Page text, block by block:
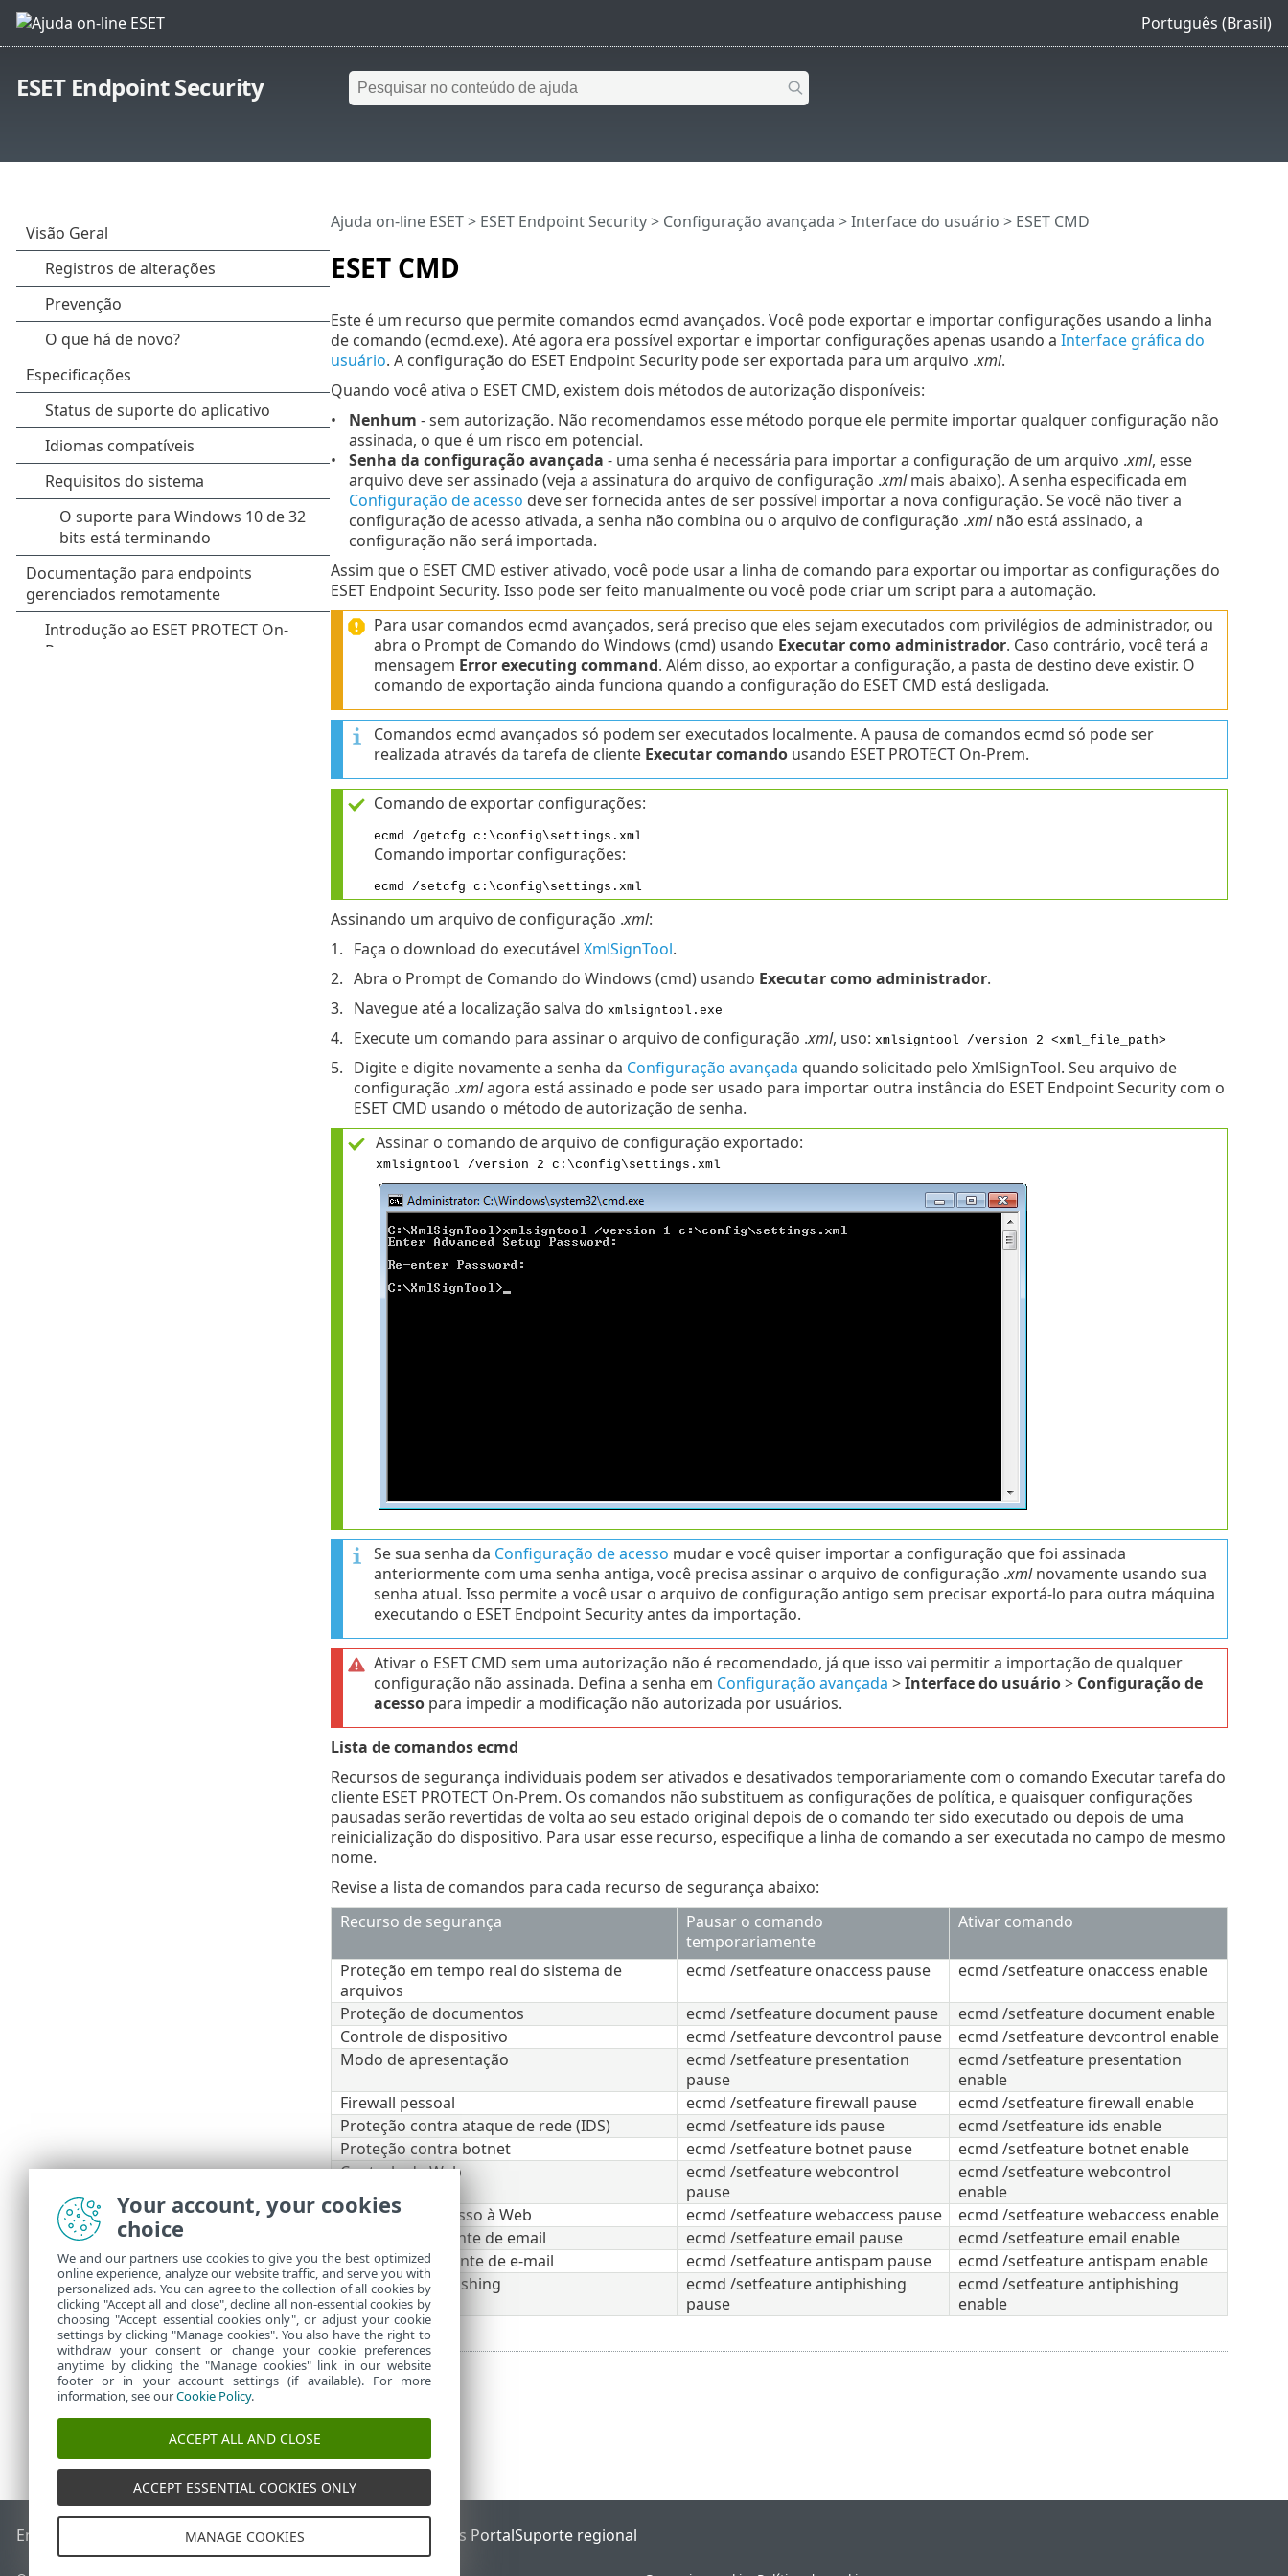
Português (Brasil)
ESET Endpoint Security
ESET CMD
Ajuda on-line ESET> ESET Endpoint Security> Configuração avançada >Interface do usuário > ESET CMD
Este é um recurso que permite comandos ecmd avançados. Você pode exportar e importar configurações usando a linha
de comando (ecmd.exe). Até agora era possível exportar e importar configurações apenas usando a Interface gráfica do
usuário. A configuração do ESET Endpoint Security pode ser exportada para um arquivo .xml.
Quando você ativa o ESET CMD, existem dois métodos de autorização disponíveis:
Nenhum - sem autorização. Não recomendamos esse método porque ele permite importar qualquer configuração não
assinada, o que é um risco em potencial.
Senha da configuração avançada - uma senha é necessária para importar a configuração de um arquivo .xml, esse
arquivo deve ser assinado (veja a assinatura do arquivo de configuração .xmlmais abaixo). A senha especificada em
Configuração de acesso deve ser fornecida antes de ser possível importar a nova configuração. Se você não tiver a
configuração de acesso ativada, a senha não combina ou o arquivo de configuração .xmlnão está assinado, a
configuração não será importada.
Assim que o ESET CMD estiver ativado, você pode usar a linha de comando para exportar ou importar as configurações do
ESET Endpoint Security. Isso pode ser feito manualmente ou você pode criar um script para a automação.
Para usar comandos ecmd avançados, será preciso que eles sejam executados com privilégios de administrador, ou
abra o Prompt de Comando do Windows (cmd) usando Executar como administrador. Caso contrário, você terá a
mensagem Error executing command. Além disso, ao exportar a configuração, a pasta de destino deve existir. O
comando de exportação ainda funciona quando a configuração do ESET CMD está desligada.
Comandos ecmd avançados só podem ser executados localmente. A pausa de comandos ecmd só pode ser
realizada através da tarefa de cliente Executar comandousando ESET PROTECT On-Prem.
Comando de exportar configurações:
ecmd /getcfg c:\config\settings.xml
Comando importar configurações:
ecmd /setcfg c:\config\settings.xml
Assinando um arquivo de configuração .xml:
Faça o download do executável XmlSignTool.
Abra o Prompt de Comando do Windows (cmd) usando Executar como administrador.
Navegue até a localização salva do xmlsigntool.exe
Execute um comando para assinar o arquivo de configuração .xml, uso: xmlsigntool /version 2 <xml_file_path>
Digite e digite novamente a senha da Configuração avançada quando solicitado pelo XmlSignTool. Seu arquivo de
configuração .xmlagora está assinado e pode ser usado para importar outra instância do ESET Endpoint Security com o
ESET CMD usando o método de autorização de senha.
Assinar o comando de arquivo de configuração exportado:
xmlsigntool /version 2 c:\config\settings.xml
Se sua senha da Configuração de acesso mudar e você quiser importar a configuração que foi assinada
anteriormente com uma senha antiga, você precisa assinar o arquivo de configuração .xmlnovamente usando sua
senha atual. Isso permite a você usar o arquivo de configuração antigo sem precisar exportá-lo para outra máquina
executando o ESET Endpoint Security antes da importação.
Ativar o ESET CMD sem uma autorização não é recomendado, já que isso vai permitir a importação de qualquer
configuração não assinada. Defina a senha em Configuração avançada >Interface do usuário> Configuração de
acessopara impedir a modificação não autorizada por usuários.
Lista de comandos ecmd
Recursos de segurança individuais podem ser ativados e desativados temporariamente com o comando Executar tarefa do
cliente ESET PROTECT On-Prem. Os comandos não substituem as configurações de política, e quaisquer configurações
pausadas serão revertidas de volta ao seu estado original depois de o comando ter sido executado ou depois de uma
reinicialização do dispositivo. Para usar esse recurso, especifique a linha de comando a ser executada no campo de mesmo
nome.
Revise a lista de comandos para cada recurso de segurança abaixo:
Recurso de segurança
Pausar o comando
temporariamente
Ativar comando
Proteção em tempo real do sistema de
arquivos
ecmd /setfeature onaccess pause ecmd /setfeature onaccess enable
Proteção de documentos ecmd /setfeature document pause
ecmd /setfeature document enable
Controle de dispositivo
ecmd /setfeature devcontrol pause
ecmd /setfeature devcontrol enable
Modo de apresentação
ecmd /setfeature presentation
pause
ecmd /setfeature presentation
enable
Firewall pessoal
ecmd /setfeature firewall pause
ecmd /setfeature firewall enable
Proteção contra ataque de rede (IDS)
ecmd /setfeature ids pause
ecmd /setfeature ids enable
Proteção contra botnet
ecmd /setfeature botnet pause
ecmd /setfeature botnet enable
Controle de Web
ecmd /setfeature webcontrol
pause
ecmd /setfeature webcontrol
enable
Proteção do acesso à Web
ecmd /setfeature webaccess pause
ecmd /setfeature webaccess enable
Proteção do cliente de email
ecmd /setfeature email pause
ecmd /setfeature email enable
Antispam do cliente de e-mail
ecmd /setfeature antispam pause
ecmd /setfeature antispam enable
Proteção antiphishing
ecmd /setfeature antiphishing
pause
ecmd /setfeature antiphishing
enable
End of Life Base de conhecimento ESETFórum ESET ESET Status PortalSuporte regional
Your account, your cookies
choice
We and our partners use cookies to give you the best optimized
online experience, analyze our website traffic, and serve you with
personalized ads. You can agree to the collection of all cookies by
clicking "Accept all and close", decline all non-essential cookies by
choosing "Accept essential cookies only", or adjust your cookie
settings by clicking "Manage cookies". You also have the right to
withdraw your consent or change your cookie preferences
anytime by clicking the "Manage cookies" link in our website
footer or in your account settings (if available). For more
information, see ourCookie Policy.
ACCEPT ALL AND CLOSE
ACCEPT ESSENTIAL COOKIES ONLY
MANAGE COOKIES